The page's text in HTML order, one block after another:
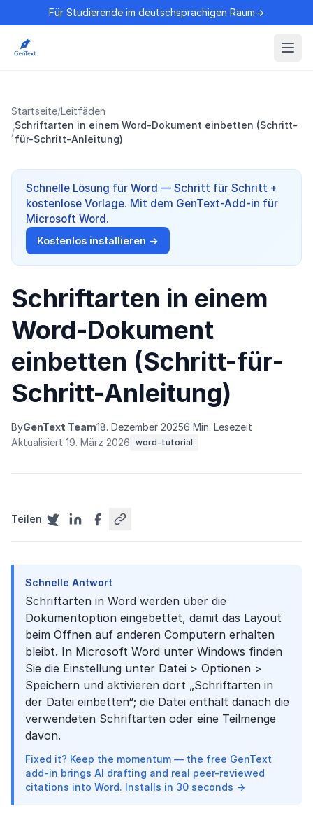
Für Studierende im deutschsprachigen Raum→
Startseite/Leitfäden
/
Schriftarten in einem Word-Dokument einbetten (Schritt-
für-Schritt-Anleitung)
Schnelle Lösung für Word — Schritt für Schritt +
kostenlose Vorlage. Mit dem GenText-Add-in für
Microsoft Word.
Kostenlos installieren →
Schriftarten in einem
Word-Dokument
einbetten (Schritt-für-
Schritt-Anleitung)
ByGenText Team18. Dezember 20256 Min. Lesezeit
Aktualisiert 19. März 2026 word-tutorial
Teilen
Schnelle Antwort
Schriftarten in Word werden über die
Dokumentoption eingebettet, damit das Layout
beim Öffnen auf anderen Computern erhalten
bleibt. In Microsoft Word unter Windows finden
Sie die Einstellung unter Datei > Optionen >
Speichern und aktivieren dort „Schriftarten in
der Datei einbetten“; die Datei enthält danach die
verwendeten Schriftarten oder eine Teilmenge
davon.
Fixed it? Keep the momentum — the free GenText
add-in brings AI drafting and real peer-reviewed
citations into Word. Installs in 30 seconds →